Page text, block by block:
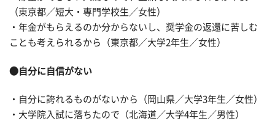
（東京都／短大・専門学校生／女性）
・年金がもらえるのか分からないし、奨学金の返還に苦しむ
ことも考えられるから（東京都／大学2年生／女性）
●自分に自信がない
・自分に誇れるものがないから（岡山県／大学3年生／女性）
・大学院入試に落ちたので（北海道／大学4年生／男性）